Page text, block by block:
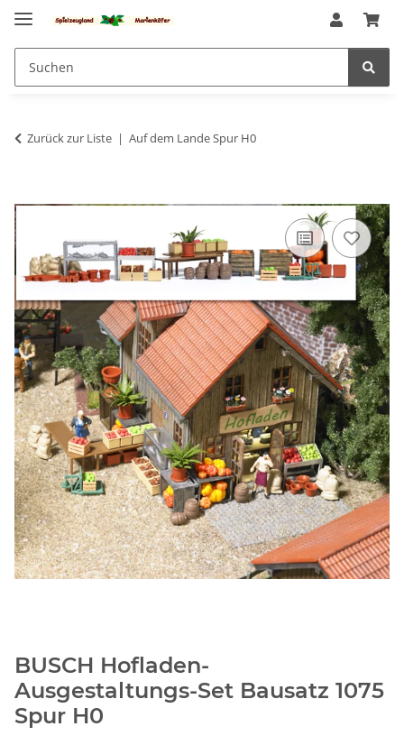
Zurück zur Liste Auf dem Lande Spur H0
BUSCH Hofladen-
Ausgestaltungs-Set Bausatz 1075
Spur H0